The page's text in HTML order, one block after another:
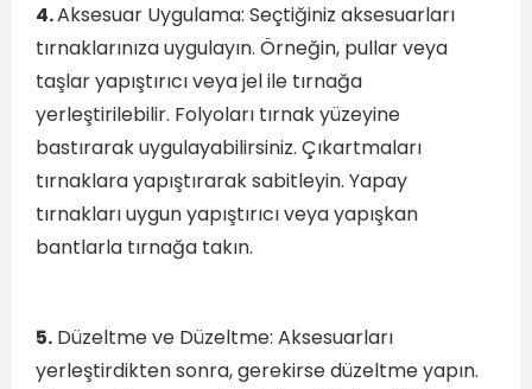
4.Aksesuar Uygulama: Seçtiğiniz aksesuarları
tırnaklarınıza uygulayın. Örneğin, pullar veya
taşlar yapıştırıcı veya jel ile tırnağa
yerleştirilebilir. Folyoları tırnak yüzeyine
bastırarak uygulayabilirsiniz. Çıkartmaları
tırnaklara yapıştırarak sabitleyin. Yapay
tırnakları uygun yapıştırıcı veya yapışkan
bantlarla tırnağa takın.
5. Düzeltme ve Düzeltme: Aksesuarları
yerleştirdikten sonra, gerekirse düzeltme yapın.